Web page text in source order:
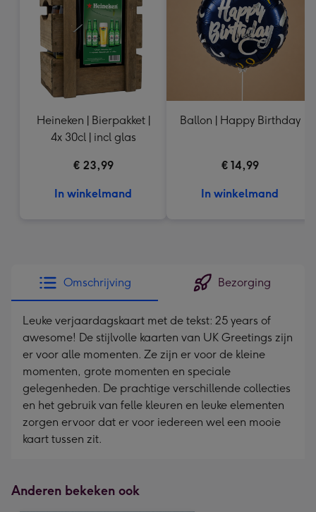
240
mm
Heineken | Bierpakket |
4x 30cl | incl glas
€ 23,99
In winkelmand
Ballon | Happy Birthday
€ 14,99
In winkelmand
Omschrijving Bezorging
Leuke verjaardagskaart met de tekst: 25 years of
awesome! De stijlvolle kaarten van UK Greetings zijn
er voor alle momenten. Ze zijn er voor de kleine
momenten, grote momenten en speciale
gelegenheden. De prachtige verschillende collecties
en het gebruik van felle kleuren en leuke elementen
zorgen ervoor dat er voor iedereen wel een mooie
kaart tussen zit.
Anderen bekeken ook